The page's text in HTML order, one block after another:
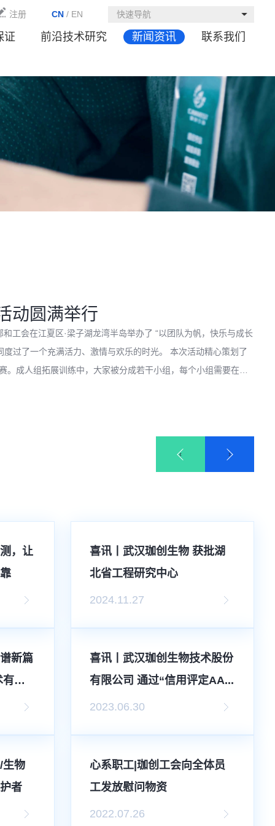
注册 CN / EN 快速导航
证 前沿技术研究 新闻资讯 联系我们
动圆满举行
工会在江夏区·梁子湖龙湾半岛举办了 “以团队为帆，快乐与成长
满活力、激情与欢乐的时光。 本次活动精心策划了
成人组拓展训练中，大家被分成若干小组，每个小组需要在规
‹ ›
，让
喜讯丨武汉珈创生物 获批湖
北省工程研究中心
2024.11.27
新篇
限
喜讯丨武汉珈创生物技术股份
有限公司 通过“信用评定AA...
2023.06.30
生物
者
心系职工|珈创工会向全体员
工发放慰问物资
2022.07.26